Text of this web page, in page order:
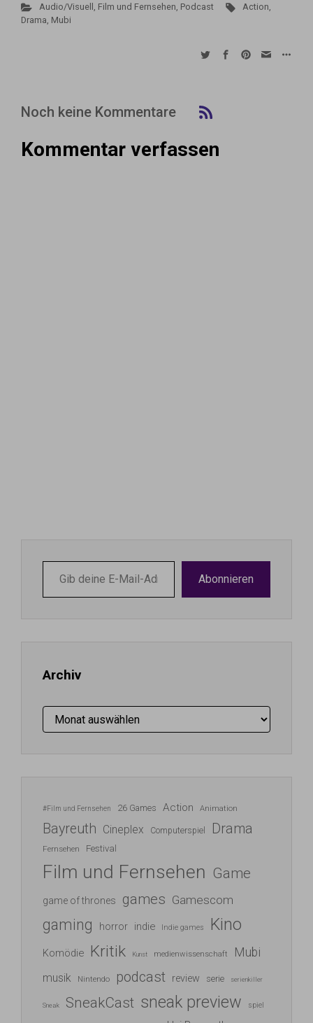
Audio/Visuell , Film und Fernsehen, Podcast Action,
Drama, Mubi
Noch keine Kommentare
Kommentar verfassen
deine
E-
Abonnieren
Archiv
Archiv
#Film und Fernsehen 26 Games Action Animation
Bayreuth Cineplex Computerspiel Drama
Fernsehen Festival
Film und Fernsehen Game
game of thrones games Gamescom
gaming horror indie Indie games Kino
Komödie Kritik Kunst medienwissenschaft Mubi
musik Nintendo podcast review serie serienkiller
Sneak SneakCast sneak preview spiel